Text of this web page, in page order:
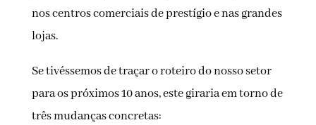
nos centros comerciais de prestígio e nas grandes
lojas.
Se tivéssemos de traçar o roteiro do nosso setor
para os próximos 10 anos, este giraria em torno de
três mudanças concretas: